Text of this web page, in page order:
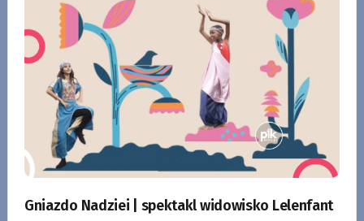
Gniazdo Nadziei | spektakl widowisko Lelenfant